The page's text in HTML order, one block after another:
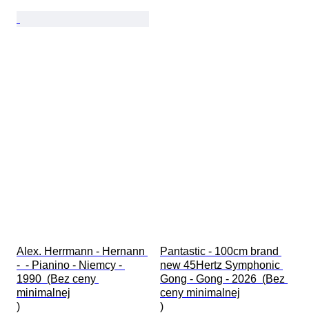
Alex. Herrmann - Hernann
-  - Pianino - Niemcy -
1990  (Bez ceny
minimalnej
)
Pantastic - 100cm brand
new 45Hertz Symphonic
Gong - Gong - 2026  (Bez
ceny minimalnej
)